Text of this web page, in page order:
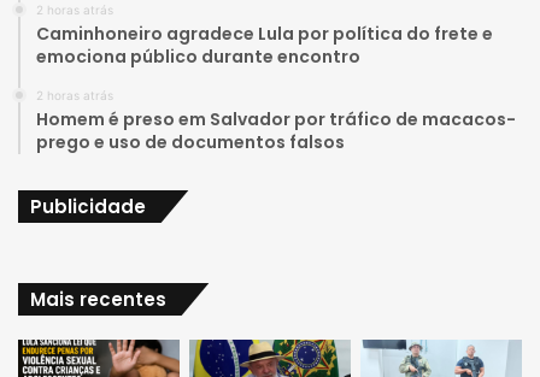
e
r
m
2 horas atrás
Caminhoneiro agradece Lula por política do frete e
emociona público durante encontro
2 horas atrás
Homem é preso em Salvador por tráfico de macacos-
prego e uso de documentos falsos
Publicidade
Mais recentes